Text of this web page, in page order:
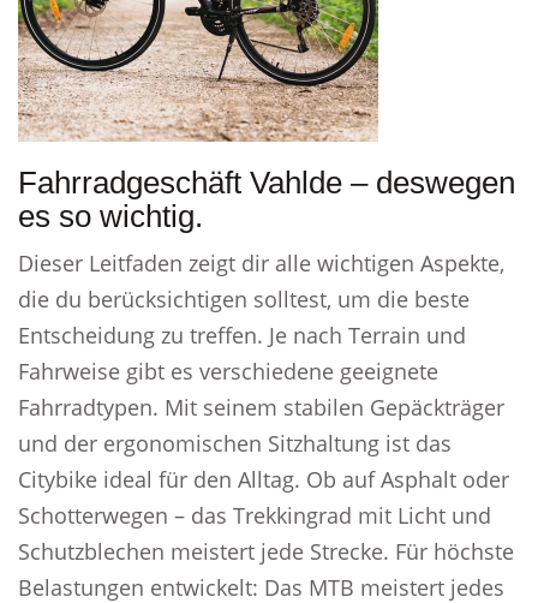
Fahrradgeschäft Vahlde – deswegen
es so wichtig.
Dieser Leitfaden zeigt dir alle wichtigen Aspekte,
die du berücksichtigen solltest, um die beste
Entscheidung zu treffen. Je nach Terrain und
Fahrweise gibt es verschiedene geeignete
Fahrradtypen. Mit seinem stabilen Gepäckträger
und der ergonomischen Sitzhaltung ist das
Citybike ideal für den Alltag. Ob auf Asphalt oder
Schotterwegen – das Trekkingrad mit Licht und
Schutzblechen meistert jede Strecke. Für höchste
Belastungen entwickelt: Das MTB meistert jedes